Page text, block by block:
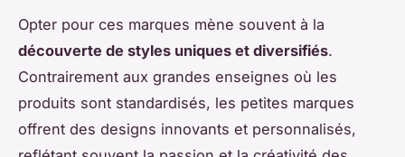
Opter pour ces marques mène souvent à la
découverte de styles uniques et diversifiés.
Contrairement aux grandes enseignes où les
produits sont standardisés, les petites marques
offrent des designs innovants et personnalisés,